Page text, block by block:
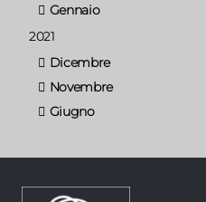
Gennaio
2021
Dicembre
Novembre
Giugno